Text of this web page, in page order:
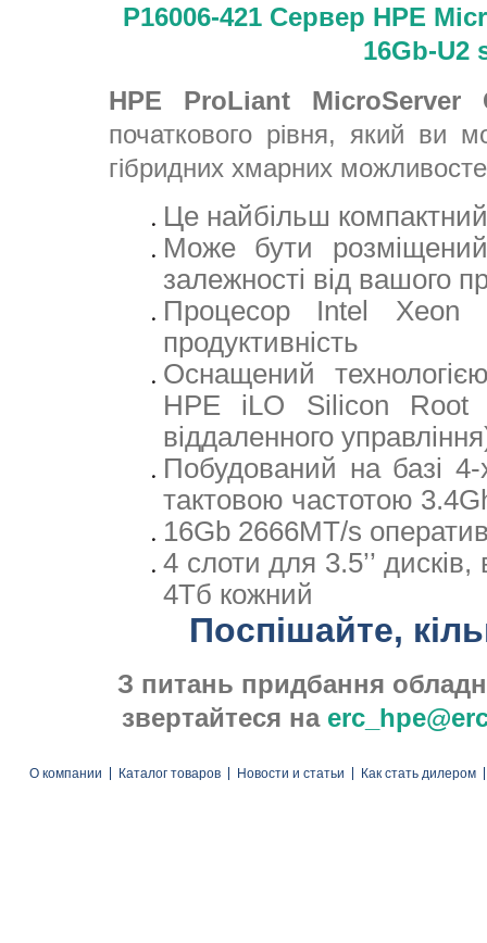
P16006-421 Сервер HPE
16Gb-U2
HPE ProLiant MicroServer
початкового рівня, який ви
гібридних хмарних
Це найбільш
Може бути
залежності від вашого
Процесор Intel Xeon
продуктивність
Оснащений
HPE iLO Silicon Root
віддаленного
Побудований на базі
тактовою частотою
16Gb 2666MT/s
4 слоти для 3.5’’
4Тб кожний
Поспішайте,
З питань придбання
звертайтеся на
О компании Каталог товаров Новости и статьи Как стать дилером